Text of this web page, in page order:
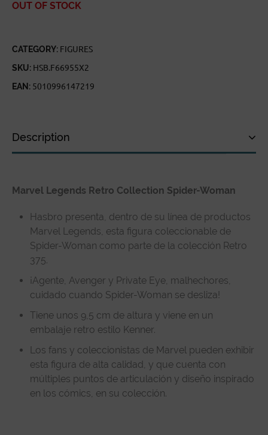
OUT OF STOCK
CATEGORY: FIGURES
SKU: HSB.F66955X2
EAN: 5010996147219
Description
Technical specifications
Customer Review
Marvel Legends Retro Collection Spider-Woman
Hasbro presenta, dentro de su línea de productos
Marvel Legends, esta figura coleccionable de
Spider-Woman como parte de la colección Retro
375.
¡Agente, Avenger y Private Eye, malhechores,
cuidado cuando Spider-Woman se desliza!
Tiene unos 9,5 cm de altura y viene en un
embalaje retro estilo Kenner.
Los fans y coleccionistas de Marvel pueden exhibir
esta figura de alta calidad, y que cuenta con
múltiples puntos de articulación y diseño inspirado
en los cómics, en su colección.